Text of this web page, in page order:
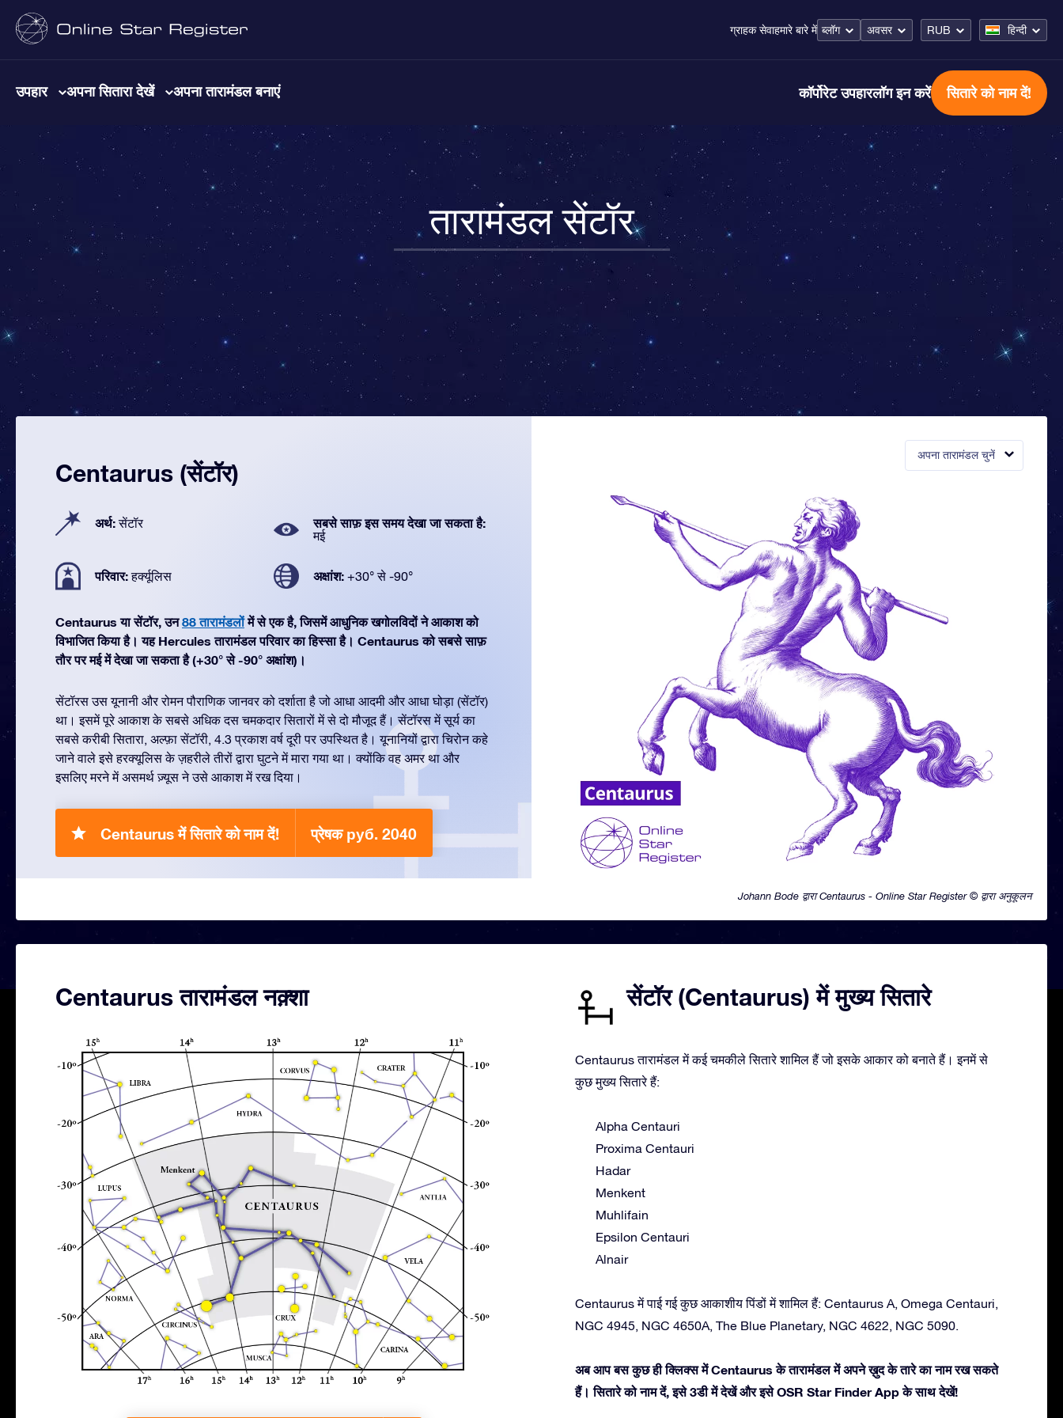
ग्राहक सेवाहमारे बारे में ब्लॉग अवसर RUB हिन्दी
उपहार अपना सितारा देखें अपना तारामंडल बनाएं कॉर्पोरेट उपहारलॉग इन करें सितारे को नाम दें!
तारामंडल सेंटॉर
अपना तारामंडल चुनें
Johann Bode द्वारा Centaurus - Online Star Register © द्वारा अनुकूलन
Centaurus (सेंटॉर)
अर्थ:सेंटॉर सबसे साफ़ इस समय देखा जा सकता है:
मई
परिवार:हर्क्यूलिस अक्षांश: +30° से -90°
Centaurus या सेंटॉर, उन88 तारामंडलोंमें से एक है, जिसमें आधुनिक खगोलविदों ने आकाश को
विभाजित किया है। यह Hercules तारामंडल परिवार का हिस्सा है। Centaurus को सबसे साफ़
तौर पर मई में देखा जा सकता है (+30° से -90° अक्षांश)।
सेंटॉरस उस यूनानी और रोमन पौराणिक जानवर को दर्शाता है जो आधा आदमी और आधा घोड़ा (सेंटॉर)
था। इसमें पूरे आकाश के सबसे अधिक दस चमकदार सितारों में से दो मौजूद हैं। सेंटॉरस में सूर्य का
सबसे करीबी सितारा, अल्फ़ा सेंटॉरी, 4.3 प्रकाश वर्ष दूरी पर उपस्थित है। यूनानियों द्वारा चिरोन कहे
जाने वाले इसे हरक्यूलिस के ज़हरीले तीरों द्वारा घुटने में मारा गया था। क्योंकि वह अमर था और
इसलिए मरने में असमर्थ ज़्यूस ने उसे आकाश में रख दिया।
Centaurus में सितारे को नाम दें! प्रेषक руб. 2040
Centaurus तारामंडल नक़्शा सेंटॉर (Centaurus) में मुख्य सितारे
Centaurus तारामंडल में कई चमकीले सितारे शामिल हैं जो इसके आकार को बनाते हैं। इनमें से
कुछ मुख्य सितारे हैं:
Alpha Centauri
Proxima Centauri
Hadar
Menkent
Muhlifain
Epsilon Centauri
Alnair
Centaurus में पाई गई कुछ आकाशीय पिंडों में शामिल हैं: Centaurus A, Omega Centauri,
NGC 4945, NGC 4650A, The Blue Planetary, NGC 4622, NGC 5090.
अब आप बस कुछ ही क्लिक्स में Centaurus के तारामंडल में अपने ख़ुद के तारे का नाम रख सकते
हैं। सितारे को नाम दें, इसे 3डी में देखें और इसे OSR Star Finder App के साथ देखें!